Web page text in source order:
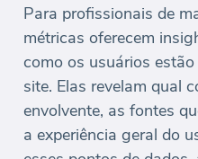
Para profissionais de
métricas oferecem
como os usuários
site. Elas revelam qual
envolvente, as fontes
a experiência geral do